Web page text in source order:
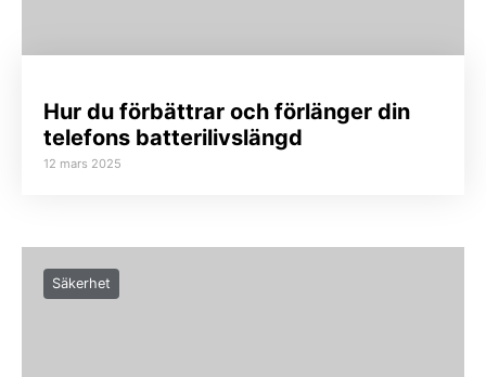
Hur du förbättrar och förlänger din
telefons batterilivslängd
12 mars 2025
Säkerhet